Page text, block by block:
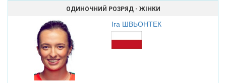
ОДИНОЧНИЙ РОЗРЯД - ЖІНКИ
Іга ШВЬОНТЕК